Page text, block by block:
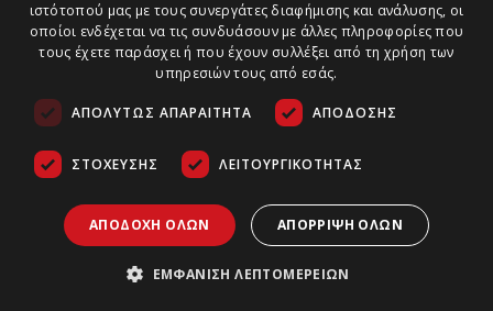
ιστότοπού μας με τους συνεργάτες διαφήμισης και ανάλυσης, οι
οποίοι ενδέχεται να τις συνδυάσουν με άλλες πληροφορίες που
τους έχετε παράσχει ή που έχουν συλλέξει από τη χρήση των
υπηρεσιών τους από εσάς.
ΑΠΟΛΎΤΩΣ ΑΠΑΡΑΊΤΗΤΑ ΑΠΌΔΟΣΗΣ
ΣΤΌΧΕΥΣΗΣ ΛΕΙΤΟΥΡΓΙΚΌΤΗΤΑΣ
ΑΠΟΔΟΧΉ ΌΛΩΝ ΑΠΌΡΡΙΨΗ ΌΛΩΝ
ΕΜΦΆΝΙΣΗ ΛΕΠΤΟΜΕΡΕΙΏΝ